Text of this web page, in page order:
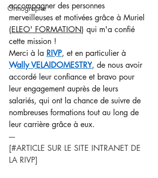
Orthographe
accompagner des personnes
merveilleuses et motivées grâce à Muriel
(ELEO' FORMATION) qui m'a confié
cette mission !
Merci à la RIVP, et en particulier à
Wally VELAIDOMESTRY, de nous avoir
accordé leur confiance et bravo pour
leur engagement auprès de leurs
salariés, qui ont la chance de suivre de
nombreuses formations tout au long de
leur carrière grâce à eux.
----
[#ARTICLE SUR LE SITE INTRANET DE
LA RIVP]